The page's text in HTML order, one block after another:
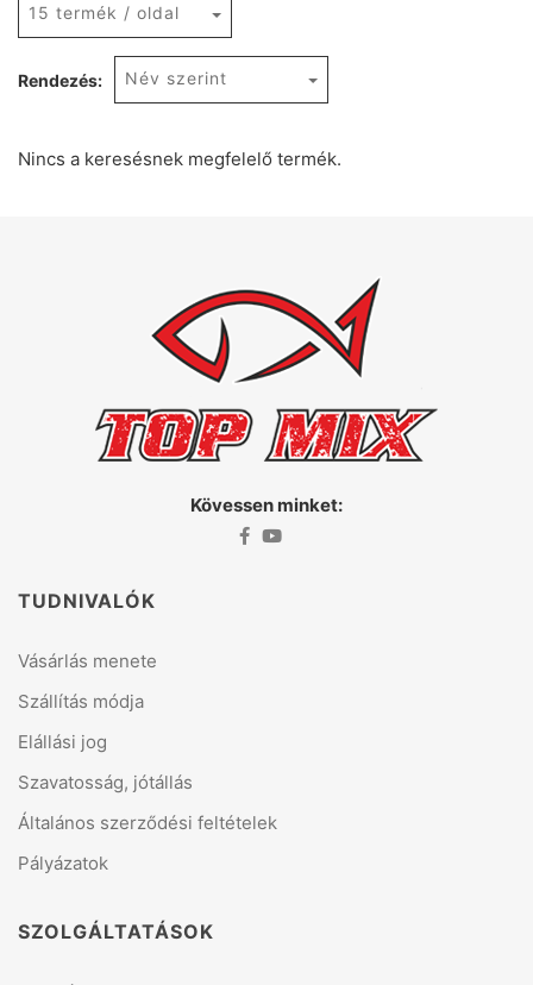
15 termék / oldal
Rendezés: Név szerint
Nincs a keresésnek megfelelő termék.
Kövessen minket:
TUDNIVALÓK
Vásárlás menete
Szállítás módja
Elállási jog
Szavatosság, jótállás
Általános szerződési feltételek
Pályázatok
SZOLGÁLTATÁSOK